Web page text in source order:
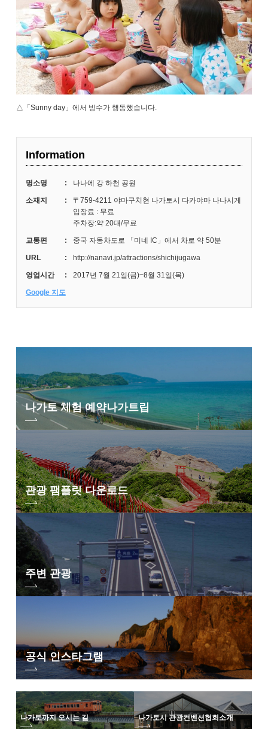
△「Sunny day」에서 빙수가 행동했습니다.
Information
명소명 : 나나에 강 하천 공원
소재지 :
〒759-4211 야마구치현 나가토시 다카야마 나나시게
입장료 : 무료
주차장:약 20대/무료
교통편 : 중국 자동차도로 「미네 IC」에서 차로 약 50분
URL : http://nanavi.jp/attractions/shichijugawa
영업시간 : 2017년 7월 21일(금)~8월 31일(목)
Google 지도
나가토 체험 예약나가트립
관광 팸플릿 다운로드
주변 관광
공식 인스타그램
나가토까지 오시는 길 나가토시 관광컨벤션협회소개